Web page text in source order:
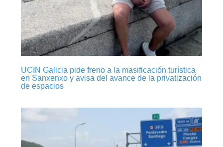
UCIN Galicia pide freno a la masificación turística
en Sanxenxo y avisa del avance de la privatización
de espacios